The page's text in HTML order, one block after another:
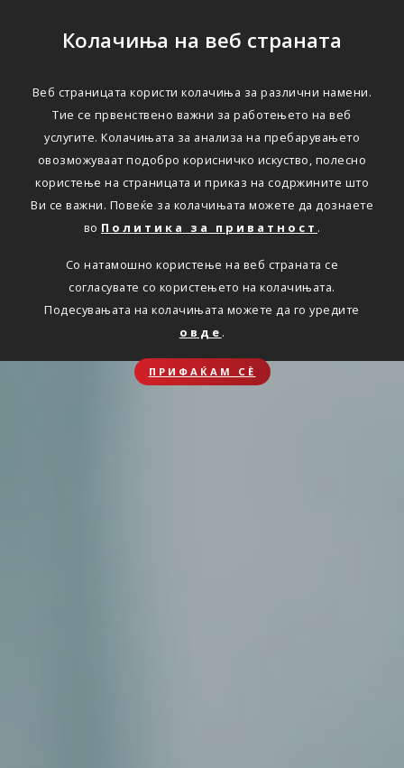
Колачиња на веб страната
Веб страницата користи колачиња за различни намени.
Тие се првенствено важни за работењето на веб
услугите. Колачињата за анализа на пребарувањето
овозможуваат подобро корисничко искуство, полесно
користење на страницата и приказ на содржините што
Ви се важни. Повеќе за колачињата можете да дознаете
во Политика за приватност .
Со натамошно користење на веб страната се
согласувате со користењето на колачињата.
Подесувањата на колачињата можете да го уредите
овде .
ПРИФАЌАМ СЀ